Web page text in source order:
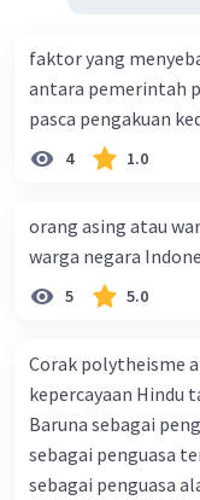
faktor yang
antara pemerintah
pasca pengakuan
4 1.0
orang asing atau
warga negara
5 5.0
Corak polytheisme
kepercayaan Hindu
Baruna sebagai
sebagai penguasa
sebagai penguasa